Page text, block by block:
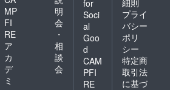
いただ
きます
※寄付金
受領証
明書の
発行を
行いま
す。
MP
FI
RE
ア
カ
デ
ミ
明
会
・
相
談
会
for
Soci
al
Goo
d
CAM
PFI
RE
プライ
バシー
ポリ
シー
特定商
取引法
に基づ